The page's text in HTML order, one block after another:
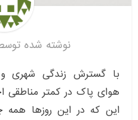
نوشته شده
با گسترش زندگی شهری و
هوای پاک در کمتر
این که در این روزها